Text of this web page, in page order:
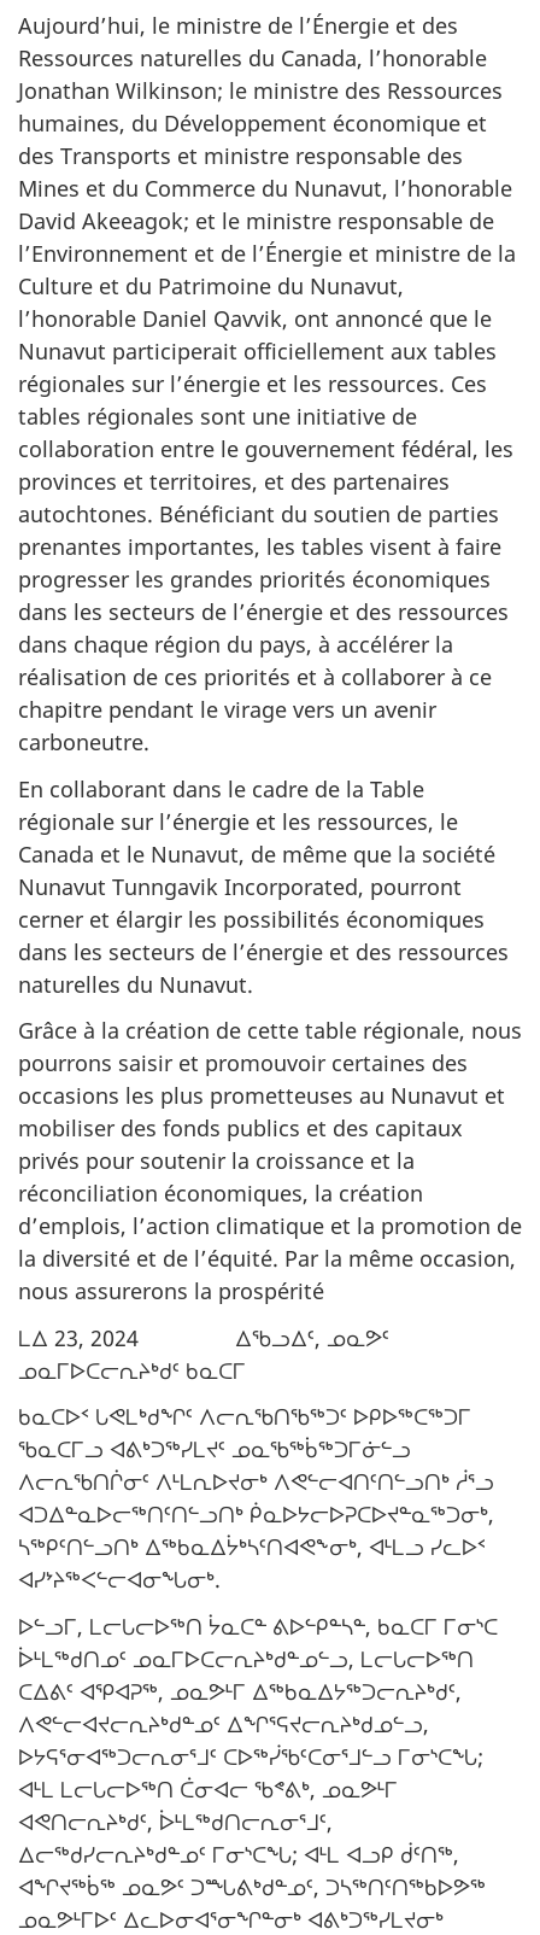
Aujourd’hui, le ministre de l’Énergie et des
Ressources naturelles du Canada, l’honorable
Jonathan Wilkinson; le ministre des Ressources
humaines, du Développement économique et
des Transports et ministre responsable des
Mines et du Commerce du Nunavut, l’honorable
David Akeeagok; et le ministre responsable de
l’Environnement et de l’Énergie et ministre de la
Culture et du Patrimoine du Nunavut,
l’honorable Daniel Qavvik, ont annoncé que le
Nunavut participerait officiellement aux tables
régionales sur l’énergie et les ressources. Ces
tables régionales sont une initiative de
collaboration entre le gouvernement fédéral, les
provinces et territoires, et des partenaires
autochtones. Bénéficiant du soutien de parties
prenantes importantes, les tables visent à faire
progresser les grandes priorités économiques
dans les secteurs de l’énergie et des ressources
dans chaque région du pays, à accélérer la
réalisation de ces priorités et à collaborer à ce
chapitre pendant le virage vers un avenir
carboneutre.
En collaborant dans le cadre de la Table
régionale sur l’énergie et les ressources, le
Canada et le Nunavut, de même que la société
Nunavut Tunngavik Incorporated, pourront
cerner et élargir les possibilités économiques
dans les secteurs de l’énergie et des ressources
naturelles du Nunavut.
Grâce à la création de cette table régionale, nous
pourrons saisir et promouvoir certaines des
occasions les plus prometteuses au Nunavut et
mobiliser des fonds publics et des capitaux
privés pour soutenir la croissance et la
réconciliation économiques, la création
d’emplois, l’action climatique et la promotion de
la diversité et de l’équité. Par la même occasion,
nous assurerons la prospérité
ᒪᐃ 23, 2024 ᐃᖃᓗᐃᑦ, ᓄᓇᕗᑦ
ᓄᓇᒥᐅᑕᓕᕆᔨᒃᑯᑦ ᑲᓇᑕᒥ
ᑲᓇᑕᐅᑉ ᒐᕙᒪᒃᑯᖏᑦ ᐱᓕᕆᖃᑎᖃᖅᑐᑦ ᐅᑭᐅᖅᑕᖅᑐᒥ
ᖃᓇᑕᒥᓗ ᐊᕕᒃᑐᖅᓯᒪᔪᑦ ᓄᓇᖃᖅᑳᖅᑐᒥᓃᓪᓗ
ᐱᓕᕆᖃᑎᒌᓂᑦ ᐱᒻᒪᕆᐅᔪᓂᒃ ᐱᕙᓪᓕᐊᑎᑦᑎᓪᓗᑎᒃ ᓲᕐᓗ
ᐊᑐᐃᓐᓇᐅᓕᖅᑎᑦᑎᓪᓗᑎᒃ ᑮᓇᐅᔭᓕᐅᕈᑕᐅᔪᓐᓇᖅᑐᓂᒃ,
ᓴᖅᑭᑦᑎᓪᓗᑎᒃ ᐃᖅᑲᓇᐃᔮᒃᓴᑦᑎᐊᕙᖕᓂᒃ, ᐊᒻᒪᓗ ᓯᓚᐅᑉ
ᐊᓯᔾᔨᖅᐸᓪᓕᐊᓂᖓᓂᒃ.
ᐅᓪᓗᒥ, ᒪᓕᒐᓕᐅᖅᑎ ᔮᓇᑕᓐ ᕕᐅᓪᑭᓐᓴᓐ, ᑲᓇᑕᒥ ᒥᓂᔅᑕ
ᐆᒻᒪᖅᑯᑎᓄᑦ ᓄᓇᒥᐅᑕᓕᕆᔨᒃᑯᓐᓄᓪᓗ, ᒪᓕᒐᓕᐅᖅᑎ
ᑕᐃᕕᑦ ᐊᕿᐊᕈᖅ, ᓄᓇᕗᒻᒥ ᐃᖅᑲᓇᐃᔭᖅᑐᓕᕆᔨᒃᑯᑦ,
ᐱᕙᓪᓕᐊᔪᓕᕆᔨᒃᑯᓐᓄᑦ ᐃᖏᕐᕋᔪᓕᕆᔨᒃᑯᓄᓪᓗ,
ᐅᔭᕋᕐᓂᐊᖅᑐᓕᕆᓂᕐᒧᑦ ᑕᐅᖅᓰᖃᑦᑕᓂᕐᒧᓪᓗ ᒥᓂᔅᑕᖓ;
ᐊᒻᒪ ᒪᓕᒐᓕᐅᖅᑎ ᑖᓂᐊᓕ ᖃᕝᕕᒃ, ᓄᓇᕗᒻᒥ
ᐊᕙᑎᓕᕆᔨᒃᑯᑦ, ᐆᒻᒪᖅᑯᑎᓕᕆᓂᕐᒧᑦ,
ᐃᓕᖅᑯᓯᓕᕆᔨᒃᑯᓐᓄᑦ ᒥᓂᔅᑕᖓ; ᐊᒻᒪ ᐊᓗᑭ ᑰᑦᑎᖅ,
ᐊᖏᔪᖅᑳᖅ ᓄᓇᕗᑦ ᑐᙵᕕᒃᑯᓐᓄᑦ, ᑐᓴᖅᑎᑦᑎᖅᑲᐅᕗᖅ
ᓄᓇᕗᒻᒥᐅᑦ ᐃᓚᐅᓂᐊᕐᓂᖏᓐᓂᒃ ᐊᕕᒃᑐᖅᓯᒪᔪᓂᒃ